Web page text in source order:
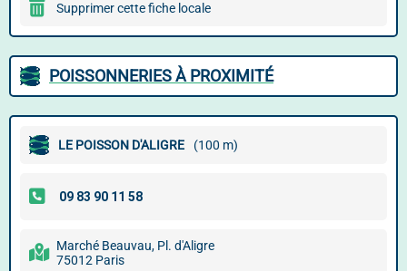
Supprimer cette fiche locale
POISSONNERIES À PROXIMITÉ
LE POISSON D'ALIGRE (100 m)
Marché Beauvau, Pl. d'Aligre
75012 Paris